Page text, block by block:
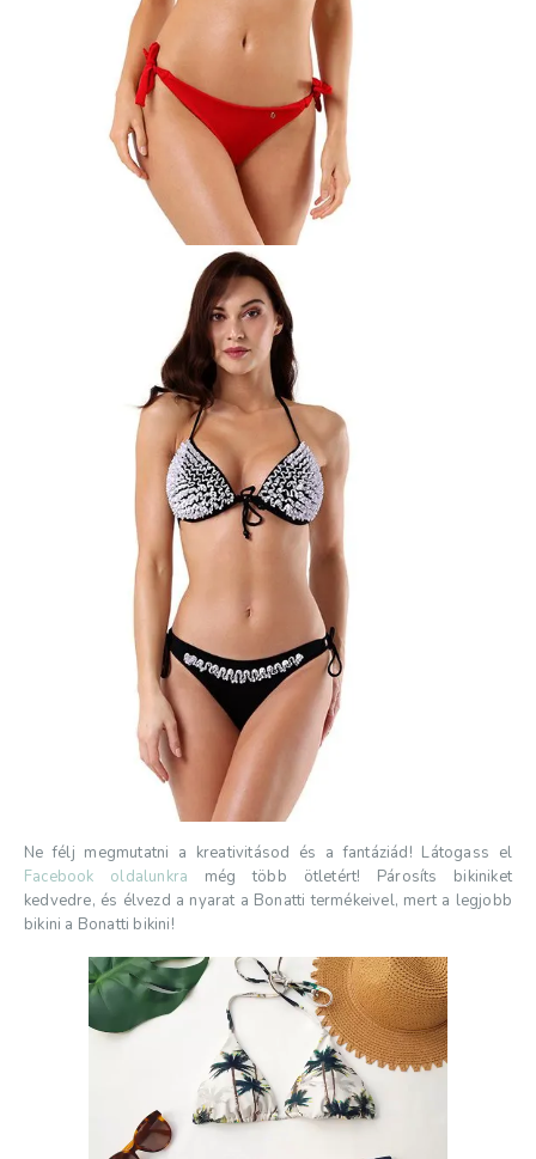
Ne félj megmutatni a kreativitásod és a fantáziád! Látogass el
Facebook oldalunkra még több ötletért! Párosíts bikiniket
kedvedre, és élvezd a nyarat a Bonatti termékeivel, mert a legjobb
bikini a Bonatti bikini!